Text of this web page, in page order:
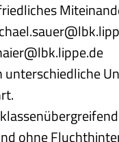
ohne